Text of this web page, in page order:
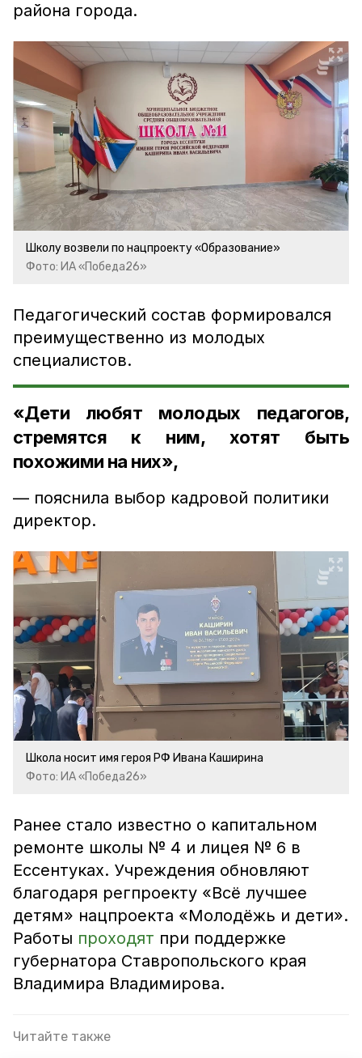
района города.
Школу возвели по нацпроекту «Образование»
Фото: ИА «Победа26»
Педагогический состав формировался
преимущественно из молодых
специалистов.
«Дети любят молодых педагогов,
стремятся к ним, хотят быть
похожими на них»,
— пояснила выбор кадровой политики
директор.
Школа носит имя героя РФ Ивана Каширина
Фото: ИА «Победа26»
Ранее стало известно о капитальном
ремонте школы № 4 и лицея № 6 в
Ессентуках. Учреждения обновляют
благодаря регпроекту «Всё лучшее
детям» нацпроекта «Молодёжь и дети».
Работы проходят при поддержке
губернатора Ставропольского края
Владимира Владимирова.
Читайте также